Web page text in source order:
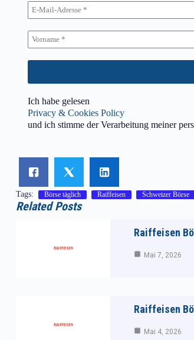
Ich habe gelesen
Privacy & Cookies Policy
und ich stimme der Verarbeitung meiner
Tags: Börse täglich Raiffeisen Schweizer Börse
Related Posts
Raiffeisen
Mai 7, 2026
Raiffeisen
Mai 4, 2026